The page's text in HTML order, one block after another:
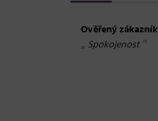
Ověřený zákazník
„ Spokojenost“